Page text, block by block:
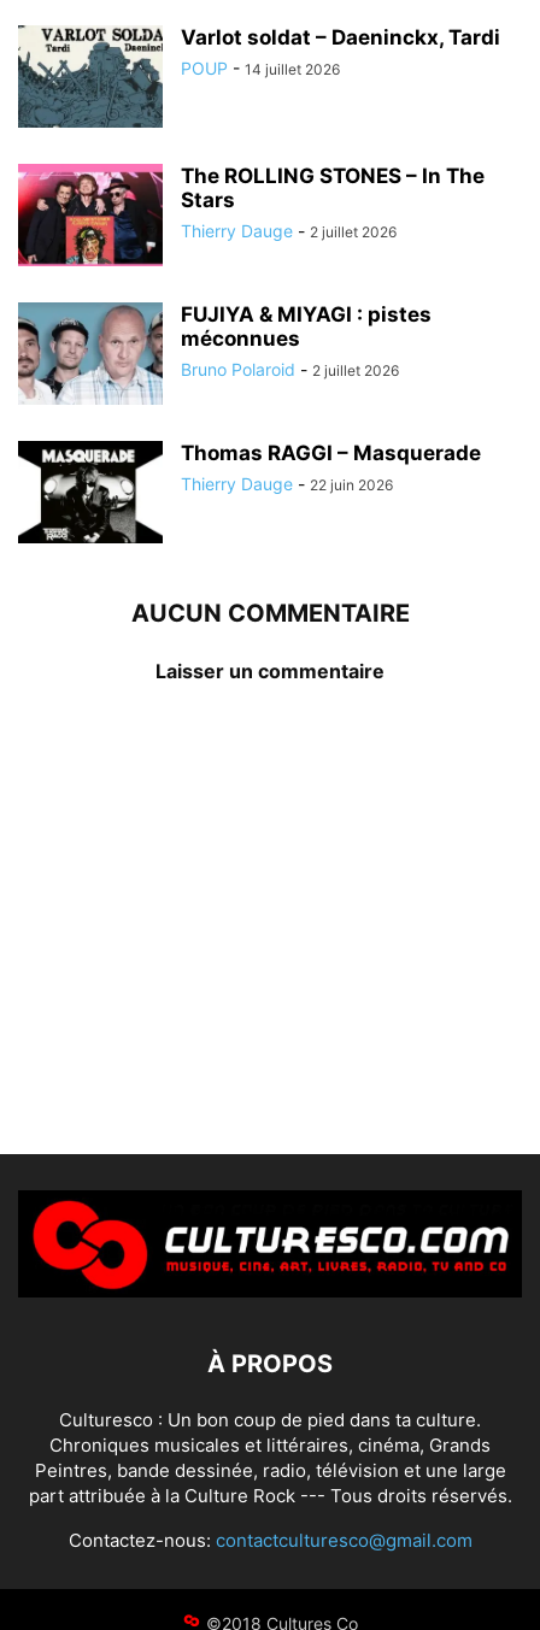
Varlot soldat – Daeninckx, Tardi
POUP - 14 juillet 2026
The ROLLING STONES – In The
Stars
Thierry Dauge - 2 juillet 2026
FUJIYA & MIYAGI : pistes
méconnues
Bruno Polaroid - 2 juillet 2026
Thomas RAGGI – Masquerade
Thierry Dauge - 22 juin 2026
AUCUN COMMENTAIRE
Laisser un commentaire
À PROPOS
Culturesco : Un bon coup de pied dans ta culture.
Chroniques musicales et littéraires, cinéma, Grands
Peintres, bande dessinée, radio, télévision et une large
part attribuée à la Culture Rock --- Tous droits réservés.
Contactez-nous: contactculturesco@gmail.com
©2018 Cultures Co